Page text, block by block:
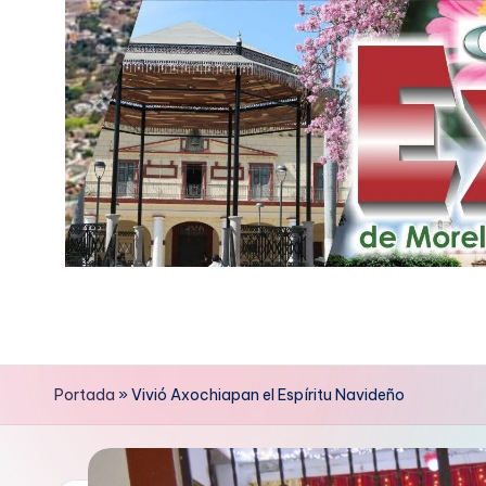
contenido
p
r
e
Portada »Vivió Axochiapan el Espíritu Navideño